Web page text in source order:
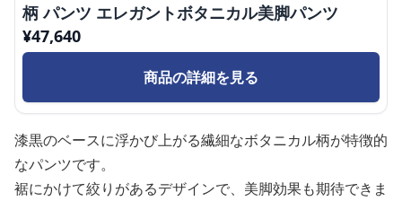
柄 パンツ エレガントボタニカル美脚パンツ
¥47,640
商品の詳細を見る
漆黒のベースに浮かび上がる繊細なボタニカル柄が特徴的
なパンツです。
裾にかけて絞りがあるデザインで、美脚効果も期待できま